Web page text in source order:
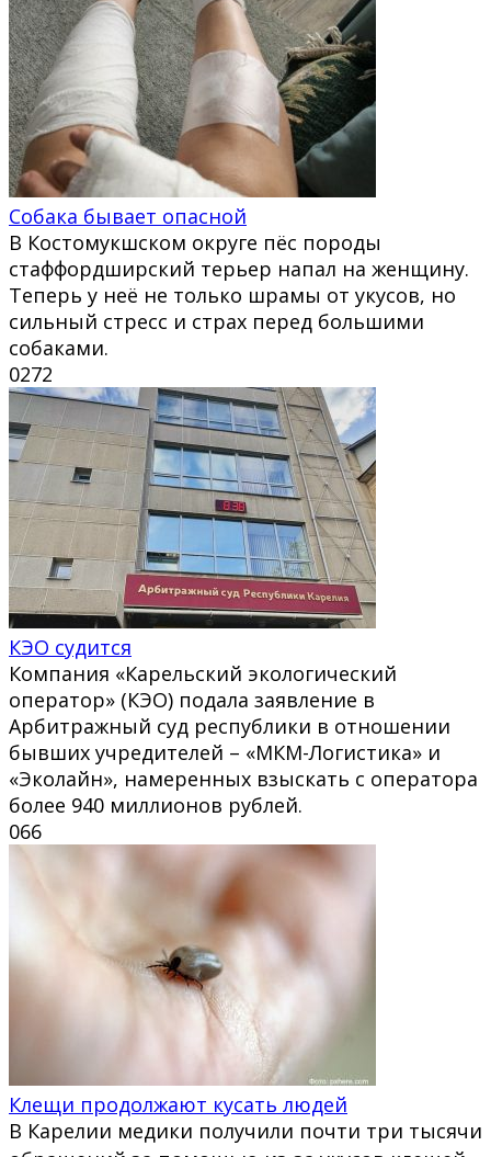
Собака бывает опасной
В Костомукшском округе пёс породы
стаффордширский терьер напал на женщину.
Теперь у неё не только шрамы от укусов, но
сильный стресс и страх перед большими
собаками.
0272
КЭО судится
Компания «Карельский экологический
оператор» (КЭО) подала заявление в
Арбитражный суд республики в отношении
бывших учредителей – «МКМ-Логистика» и
«Эколайн», намеренных взыскать с оператора
более 940 миллионов рублей.
066
Клещи продолжают кусать людей
В Карелии медики получили почти три тысячи